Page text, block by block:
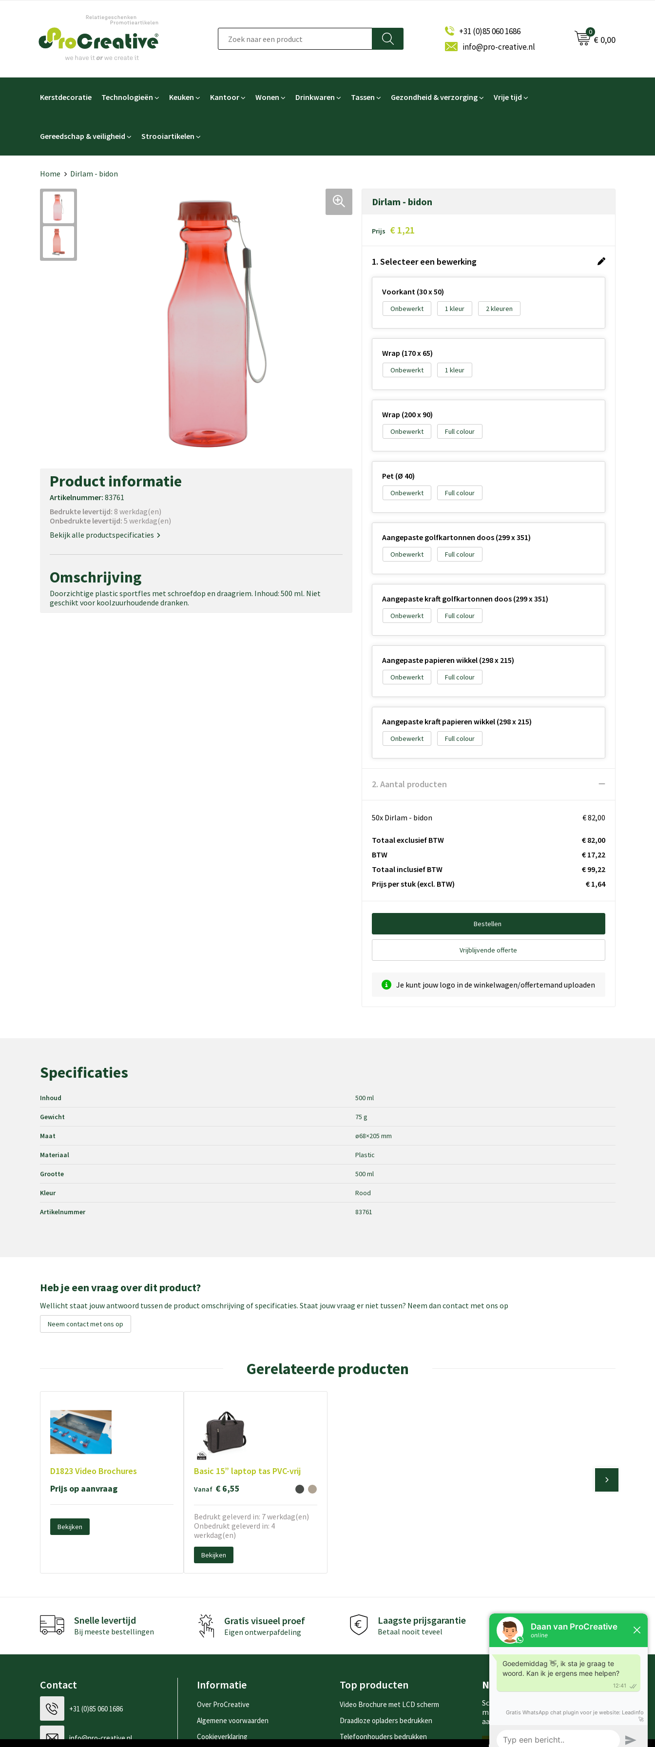
+31 (0)85 060 1686
info@pro-creative.nl
0
€ 0,00
Kerstdecoratie Technologieën Keuken Kantoor Wonen Drinkwaren Tassen Gezondheid & verzorging Vrije tijd
Gereedschap & veiligheid Strooiartikelen
Home Dirlam - bidon
Product informatie
Artikelnummer: 83761
Bedrukte levertijd: 8 werkdag(en)
Onbedrukte levertijd: 5 werkdag(en)
Bekijk alle productspecificaties
Omschrijving
Doorzichtige plastic sportfles met schroefdop en draagriem. Inhoud: 500 ml. Niet
geschikt voor koolzuurhoudende dranken.
Dirlam - bidon
Prijs € 1,21
1. Selecteer een bewerking
Voorkant (30 x 50)
Onbewerkt 1 2
Wrap (170 x 65)
Onbewerkt 1
Wrap (200 x 90)
Onbewerkt Full colour
Pet (Ø 40)
Onbewerkt Full colour
Aangepaste golfkartonnen doos (299 x 351)
Onbewerkt Full colour
Aangepaste kraft golfkartonnen doos (299 x 351)
Onbewerkt Full colour
Aangepaste papieren wikkel (298 x 215)
Onbewerkt Full colour
Aangepaste kraft papieren wikkel (298 x 215)
Onbewerkt Full colour
2. Aantal producten
50x Dirlam - bidon € 82,00
Totaal exclusief BTW
€ 82,00
BTW
€ 17,22
Totaal inclusief BTW
€ 99,22
Prijs per stuk (excl. BTW) € 1,64
Bestellen
Vrijblijvende offerte
Je kunt jouw logo in de winkelwagen/offertemand uploaden
Specificaties
Inhoud 500 ml
Gewicht 75 g
Maat ø68×205 mm
Materiaal Plastic
Grootte 500 ml
Kleur Rood
Artikelnummer 83761
Heb je een vraag over dit product?
Wellicht staat jouw antwoord tussen de product omschrijving of specificaties. Staat jouw vraag er niet tussen? Neem dan contact met ons op
Neem contact met ons op
Gerelateerde producten
D1823 Video Brochures
Prijs op aanvraag
Bekijken
Basic 15” laptop tas PVC-vrij
Vanaf € 6,55
Bedrukt geleverd in: 7 werkdag(en)
Onbedrukt geleverd in: 4
werkdag(en)
Bekijken
Snelle levertijd
Bij meeste bestellingen
Gratis visueel proef
Eigen ontwerpafdeling
Laagste prijsgarantie
Betaal nooit teveel Kennis in producten
Contact
+31 (0)85 060 1686
info@pro-creative.nl
Informatie
Over ProCreative
Algemene voorwaarden
Cookieverklaring
Top producten
Video Brochure met LCD scherm
Draadloze opladers bedrukken
Telefoonhouders bedrukken
Nieuwsbrieven
Schrijf je in voor onze nieuwsbrief en
mis nooit meer één van onze leuke
aanbiedingen of updates.